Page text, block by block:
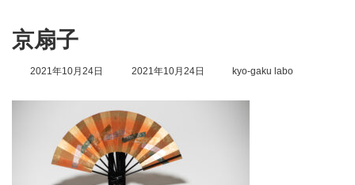
京扇子
2021年10月24日 2021年10月24日 kyo-gaku labo